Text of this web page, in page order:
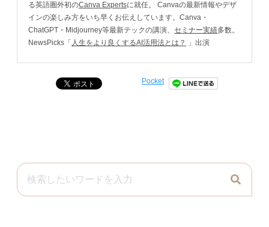
る英語圏外初のCanva Expertsに就任。 Canvaの最新情報やデザ
インの楽しみ方をいち早くお伝えしています。Canva・
ChatGPT・Midjourney等最新テックの講演、 セミナー実績多数。
NewsPicks「 人生をより良くするAI活用法とは？ 」出演
Pocket